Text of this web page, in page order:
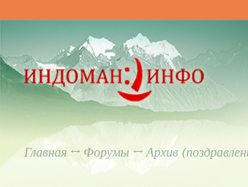
Главная ↔ Форумы↔Архив